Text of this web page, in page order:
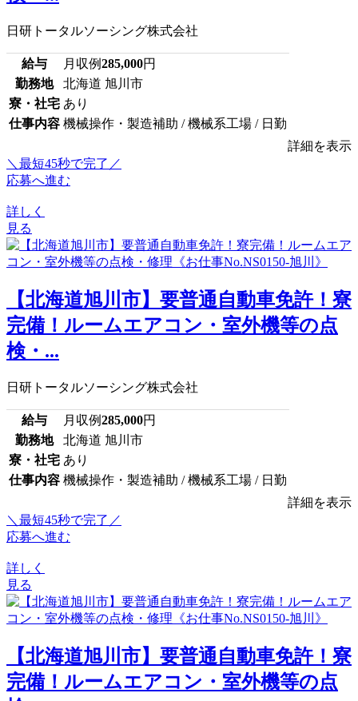
日研トータルソーシング株式会社
給与 月収例285,000円
勤務地
北海道 旭川市
寮・社宅 あり
仕事内容 機械操作・製造補助 / 機械系工場 / 日勤
詳細を表示
＼最短45秒で完了／
応募へ進む
詳しく
見る
【北海道旭川市】要普通自動車免許！寮
完備！ルームエアコン・室外機等の点
検・...
日研トータルソーシング株式会社
給与 月収例285,000円
勤務地
北海道 旭川市
寮・社宅 あり
仕事内容 機械操作・製造補助 / 機械系工場 / 日勤
詳細を表示
＼最短45秒で完了／
応募へ進む
詳しく
見る
【北海道旭川市】要普通自動車免許！寮
完備！ルームエアコン・室外機等の点